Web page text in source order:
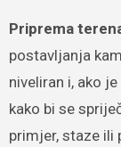
Priprema
postavljanja
niveliran i, ako
kako bi se
primjer, staze ili